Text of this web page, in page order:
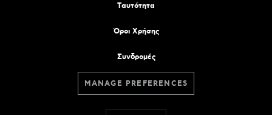
Tαυτότητα
Όροι Χρήσης
Συνδρομές
MANAGE PREFERENCES